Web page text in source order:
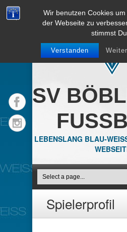
Wir benutzen Cookies
der Webseite zu
stimmst
Verstanden
SV
LEBENSLANG BLAU-
Spielerprofil